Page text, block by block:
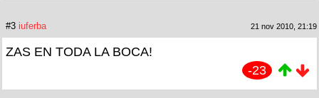
#3 iuferba 21 nov 2010, 21:19
ZAS EN TODA LA BOCA!
-23